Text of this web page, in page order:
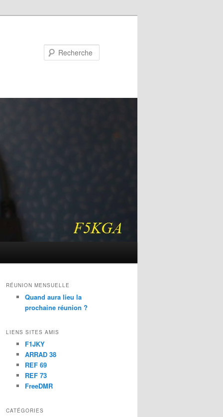
RÉUNION MENSUELLE
Quand aura lieu la
prochaine réunion ?
LIENS SITES AMIS
F1JKY
ARRAD 38
REF 69
REF 73
FreeDMR
CATÉGORIES